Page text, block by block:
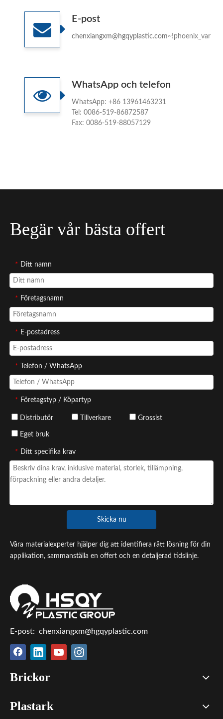
E-post
chenxiangxm@hgqyplastic.com
WhatsApp och telefon
WhatsApp: +86 13961463231
Tel: 0086-519-86872587
Fax: 0086-519-88057129
Begär vår bästa offert
* Ditt namn
* Företagsnamn
* E-postadress
* Telefon / WhatsApp
* Företagstyp / Köpartyp
Distributör Tillverkare Grossist
Eget bruk
* Ditt specifika krav
Skicka nu
Våra materialexperter hjälper dig att identifiera rätt lösning för din
applikation, sammanställa en offert och en detaljerad tidslinje.
E-post: chenxiangxm@hgqyplastic.com
Brickor
Plastark